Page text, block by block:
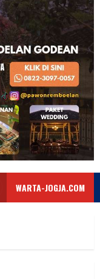
WARTA-JOGJA.COM